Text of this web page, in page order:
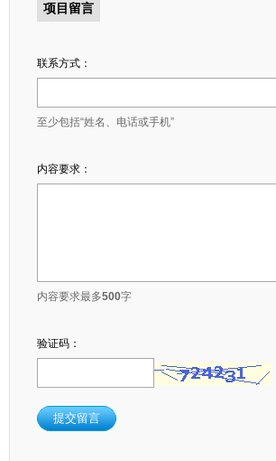
项目留言
联系方式：
至少包括“姓名、电话或手机”
内容要求：
内容要求最多500字
验证码：